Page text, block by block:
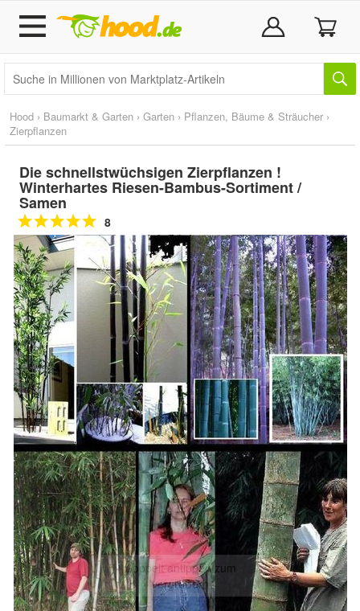
Hood › Baumarkt & Garten › Garten › Pflanzen, Bäume & Sträucher ›
Zierpflanzen
Die schnellstwüchsigen Zierpflanzen !
Winterhartes Riesen-Bambus-Sortiment /
Samen
8
Doppelt antippen zum
vergrößern